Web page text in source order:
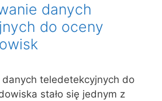
danych
do oceny
teledetekcyjnych do
stało się jednym z